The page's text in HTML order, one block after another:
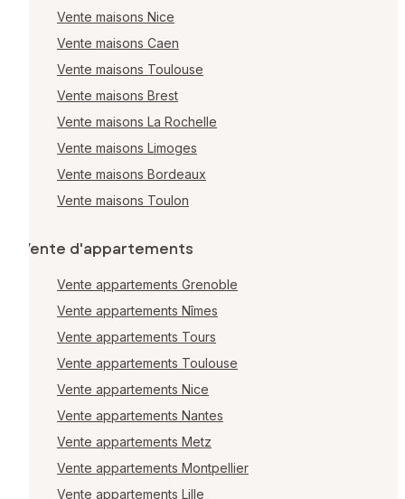
Vente maisons Nice
Vente maisons Caen
Vente maisons Toulouse
Vente maisons Brest
Vente maisons La Rochelle
Vente maisons Limoges
Vente maisons Bordeaux
Vente maisons Toulon
Vente d'appartements
Vente appartements Grenoble
Vente appartements Nîmes
Vente appartements Tours
Vente appartements Toulouse
Vente appartements Nice
Vente appartements Nantes
Vente appartements Metz
Vente appartements Montpellier
Vente appartements Lille